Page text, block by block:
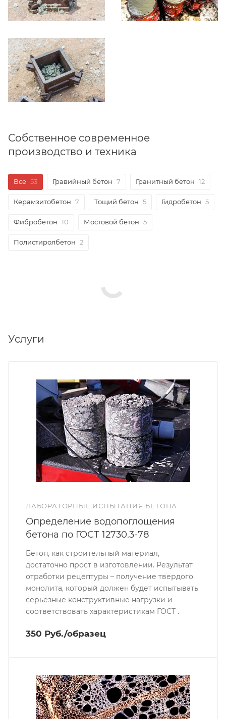
Собственное современное
производство и техника
Все 53 Гравийный бетон 7 Гранитный бетон 12
Керамзитобетон 7 Тощий бетон 5 Гидробетон 5
Фибробетон 10 Мостовой бетон 5
Полистиролбетон 2
Услуги
ЛАБОРАТОРНЫЕ ИСПЫТАНИЯ БЕТОНА
Определение водопоглощения
бетона по ГОСТ 12730.3-78
Бетон, как строительный материал,
достаточно прост в изготовлении. Результат
отработки рецептуры – получение твердого
монолита, который должен будет испытывать
серьезные конструктивные нагрузки и
соответствовать характеристикам ГОСТ .
350 Руб./образец